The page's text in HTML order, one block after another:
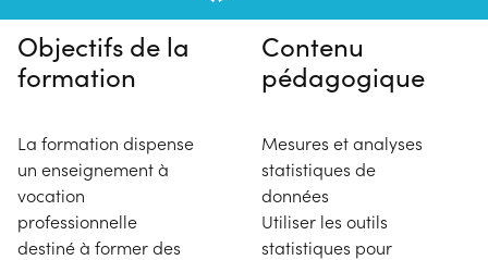
Objectifs de la
formation
La formation dispense
un enseignement à
vocation
professionnelle
destiné à former des
Contenu
pédagogique
Mesures et analyses
statistiques de
données
Utiliser les outils
statistiques pour